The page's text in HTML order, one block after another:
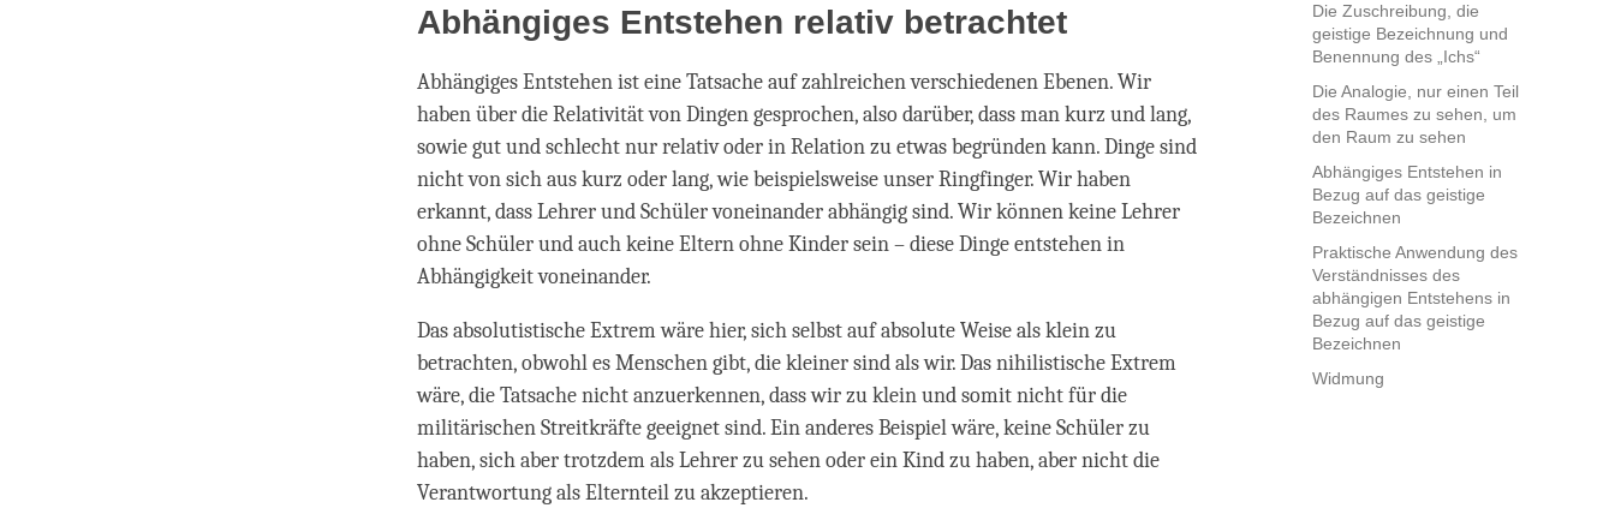
Die Zuschreibung, die
geistige Bezeichnung und
Benennung des „Ichs“
Die Analogie, nur einen Teil
des Raumes zu sehen, um
den Raum zu sehen
Abhängiges Entstehen in
Bezug auf das geistige
Bezeichnen
Praktische Anwendung des
Verständnisses des
abhängigen Entstehens in
Bezug auf das geistige
Bezeichnen
Widmung
Abhängiges Entstehen relativ betrachtet
Abhängiges Entstehen ist eine Tatsache auf zahlreichen verschiedenen Ebenen. Wir
haben über die Relativität von Dingen gesprochen, also darüber, dass man kurz und lang,
sowie gut und schlecht nur relativ oder in Relation zu etwas begründen kann. Dinge sind
nicht von sich aus kurz oder lang, wie beispielsweise unser Ringfinger. Wir haben
erkannt, dass Lehrer und Schüler voneinander abhängig sind. Wir können keine Lehrer
ohne Schüler und auch keine Eltern ohne Kinder sein – diese Dinge entstehen in
Abhängigkeit voneinander.
Das absolutistische Extrem wäre hier, sich selbst auf absolute Weise als klein zu
betrachten, obwohl es Menschen gibt, die kleiner sind als wir. Das nihilistische Extrem
wäre, die Tatsache nicht anzuerkennen, dass wir zu klein und somit nicht für die
militärischen Streitkräfte geeignet sind. Ein anderes Beispiel wäre, keine Schüler zu
haben, sich aber trotzdem als Lehrer zu sehen oder ein Kind zu haben, aber nicht die
Verantwortung als Elternteil zu akzeptieren.